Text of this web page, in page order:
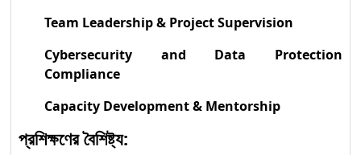
Team Leadership & Project Supervision
Cybersecurity and Data Protection
Compliance
Capacity Development & Mentorship
প্রশিক্ষণের বৈশিষ্ট্য: